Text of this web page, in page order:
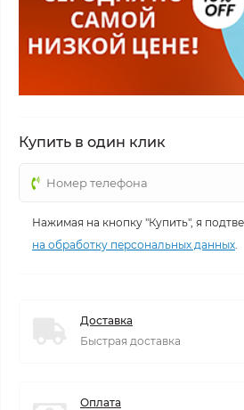
Купить в один клик
Нажимая на кнопку "Купить", я
на обработку персональных данных
Доставка
Быстрая доставка
Оплата